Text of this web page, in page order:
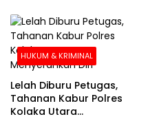
HUKUM & KRIMINAL
Lelah Diburu Petugas,
Tahanan Kabur Polres
Kolaka Utara